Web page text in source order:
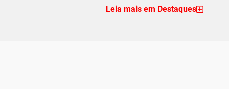
Leia mais em Destaques